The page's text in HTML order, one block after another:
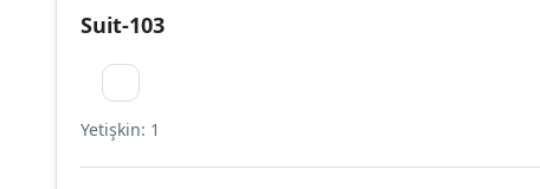
Suit-103
Yetişkin: 1